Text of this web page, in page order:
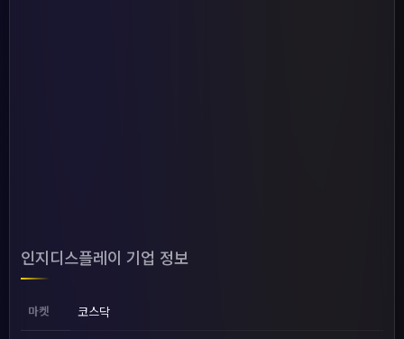
인지디스플레이 기업 정보
마켓 코스닥